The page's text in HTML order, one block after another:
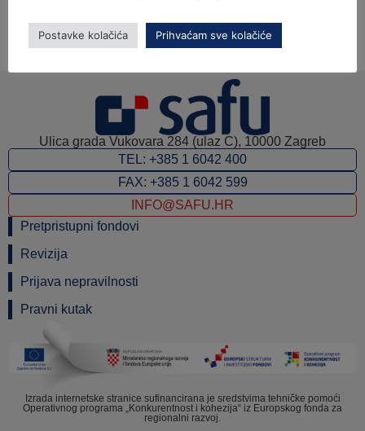
početkom u 11:00 sati u Zagrebu, Poslovni centar
HUB385, Petračićeva 4, Trešnjevka, Zagreb.
Ulica grada Vukovara 284 (ulaz C), 10000 Zagreb
TEL: +385 1 6042 400
FAX: +385 1 6042 599
INFO@SAFU.HR
Pretpristupni fondovi
Revizija
Prijava nepravilnosti
Pravni kutak
Izrada internetske stranice sufinancirana je sredstvima tehničke pomoći
Operativnog programa „Konkurentnost i kohezija“ iz Europskog fonda za
regionalni razvoj.
Postavke kolačića Prihvaćam sve kolačiće